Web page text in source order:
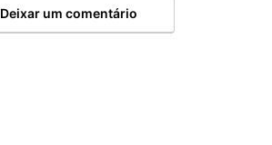
Deixar um comentário